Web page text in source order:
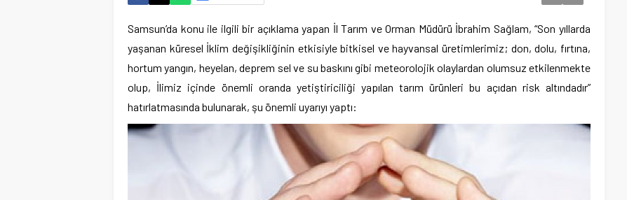
Samsun’da konu ile ilgili bir açıklama yapan İl Tarım ve Orman Müdürü İbrahim Sağlam, “Son yıllarda
yaşanan küresel İklim değişikliğinin etkisiyle bitkisel ve hayvansal üretimlerimiz; don, dolu, fırtına,
hortum yangın, heyelan, deprem sel ve su baskını gibi meteorolojik olaylardan olumsuz etkilenmekte
olup, İlimiz içinde önemli oranda yetiştiriciliği yapılan tarım ürünleri bu açıdan risk altındadır”
hatırlatmasında bulunarak, şu önemli uyarıyı yaptı: